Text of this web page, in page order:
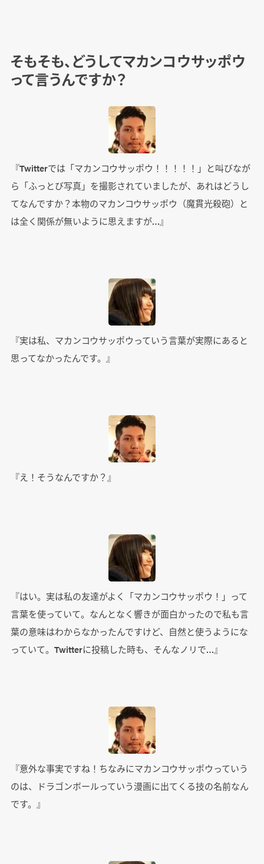
そもそも、どうしてマカンコウサッポウ
って言うんですか？
『Twitterでは「マカンコウサッポウ！！！！！」と叫びなが
ら「ふっとび写真」を撮影されていましたが、あれはどうし
てなんですか？本物のマカンコウサッポウ（魔貫光殺砲）と
は全く関係が無いように思えますが…』
『実は私、マカンコウサッポウっていう言葉が実際にあると
思ってなかったんです。』
『え！そうなんですか？』
『はい。実は私の友達がよく「マカンコウサッポウ！」って
言葉を使っていて。なんとなく響きが面白かったので私も言
葉の意味はわからなかったんですけど、自然と使うようにな
っていて。Twitterに投稿した時も、そんなノリで…』
『意外な事実ですね！ちなみにマカンコウサッポウっていう
のは、ドラゴンボールっていう漫画に出てくる技の名前なん
です。』